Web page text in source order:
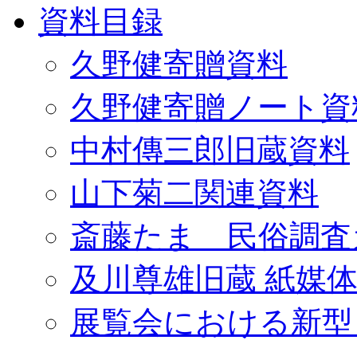
資料目録
久野健寄贈資料
久野健寄贈ノート
中村傳三郎旧蔵資料
山下菊二関連資料
斎藤たま 民俗調査
及川尊雄旧蔵 紙媒
展覧会における新